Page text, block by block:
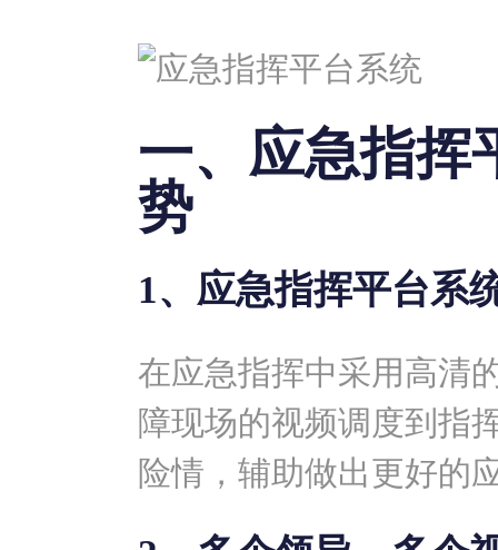
一、应急指挥
势
1、应急指挥平台系
在应急指挥中采用高清
障现场的视频调度到指
险情，辅助做出更好的